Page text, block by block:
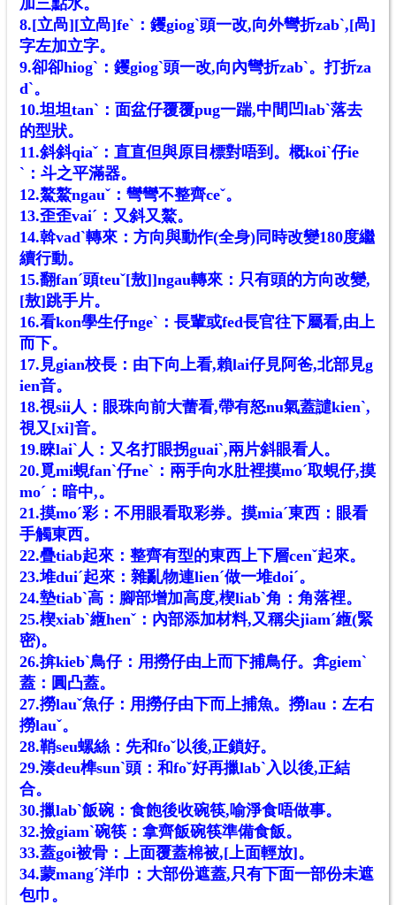
8.[立咼][立咼]feˋ：钁giogˋ頭一改,向外彎折zabˋ,[咼]
字左加立字。
9.卻卻hiogˋ：钁giogˋ頭一改,向內彎折zabˋ。打折za
dˋ。
10.坦坦tanˋ：面盆仔覆覆pug一踹,中間凹labˋ落去
的型狀。
11.斜斜qiaˇ：直直但與原目標對唔到。概koiˋ仔ie
ˋ：斗之平滿器。
12.鰲鰲ngauˇ：彎彎不整齊ceˇ。
13.歪歪vaiˊ：又斜又鰲。
14.斡vadˋ轉來：方向與動作(全身)同時改變180度繼
續行動。
15.翻fanˊ頭teuˇ[敖]]ngau轉來：只有頭的方向改變,
[敖]跳手片。
16.看kon學生仔ngeˋ：長輩或fed長官往下屬看,由上
而下。
17.見gian校長：由下向上看,賴lai仔見阿爸,北部見g
ien音。
18.視sii人：眼珠向前大蕾看,帶有怒nu氣蓋譴kienˋ,
視又[xi]音。
19.睞laiˋ人：又名打眼拐guaiˋ,兩片斜眼看人。
20.覓mi蜆fanˋ仔neˋ：兩手向水肚裡摸moˊ取蜆仔,摸
moˊ：暗中,。
21.摸moˊ彩：不用眼看取彩券。摸miaˊ東西：眼看
手觸東西。
22.疊tiab起來：整齊有型的東西上下層cenˇ起來。
23.堆duiˊ起來：雜亂物連lienˊ做一堆doiˊ。
24.墊tiabˋ高：腳部增加高度,楔liabˋ角：角落裡。
25.楔xiabˋ緪henˇ：內部添加材料,又稱尖jiamˊ緪(緊
密)。
26.揜kiebˋ鳥仔：用撈仔由上而下捕鳥仔。弇giemˋ
蓋：圓凸蓋。
27.撈lauˇ魚仔：用撈仔由下而上捕魚。撈lau：左右
撈lauˇ。
28.鞘seu螺絲：先和foˇ以後,正鎖好。
29.湊deu榫sunˋ頭：和foˇ好再擸labˋ入以後,正結
合。
30.擸labˋ飯碗：食飽後收碗筷,喻淨食唔做事。
32.撿giamˋ碗筷：拿齊飯碗筷準備食飯。
33.蓋goi被骨：上面覆蓋棉被,[上面輕放]。
34.蒙mangˊ洋巾：大部份遮蓋,只有下面一部份未遮
包巾。